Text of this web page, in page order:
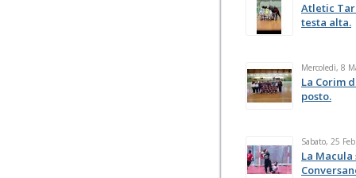
Atletic
testa alta.
Mercoledì, 8
La Corim
posto.
Sabato, 25
La